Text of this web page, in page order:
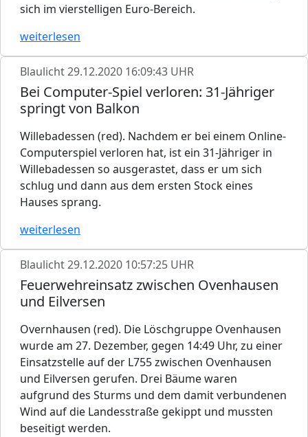
sich im vierstelligen Euro-Bereich.
weiterlesen
Blaulicht29.12.2020 16:09:43 UHR
Bei Computer-Spiel verloren: 31-Jähriger
springt von Balkon
Willebadessen (red). Nachdem er bei einem Online-
Computerspiel verloren hat, ist ein 31-Jähriger in
Willebadessen so ausgerastet, dass er um sich
schlug und dann aus dem ersten Stock eines
Hauses sprang.
weiterlesen
Blaulicht29.12.2020 10:57:25 UHR
Feuerwehreinsatz zwischen Ovenhausen
und Eilversen
Overnhausen (red). Die Löschgruppe Ovenhausen
wurde am 27. Dezember, gegen 14:49 Uhr, zu einer
Einsatzstelle auf der L755 zwischen Ovenhausen
und Eilversen gerufen. Drei Bäume waren
aufgrund des Sturms und dem damit verbundenen
Wind auf die Landesstraße gekippt und mussten
beseitigt werden.